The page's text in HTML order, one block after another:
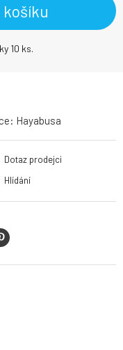
košíku
10 ks.
Hayabusa
Dotaz prodejci
Hlídání